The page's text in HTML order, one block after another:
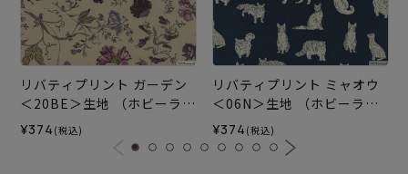
リバティプリント ガーデン
＜20BE＞生地 （ホビーラホ
ビーレオリジナル）2026A
¥374 (税込)
リバティプリント ミャオウ
＜06N＞生地 （ホビーラホ
ビーレオリジナル）2025A
W
¥374 (税込)